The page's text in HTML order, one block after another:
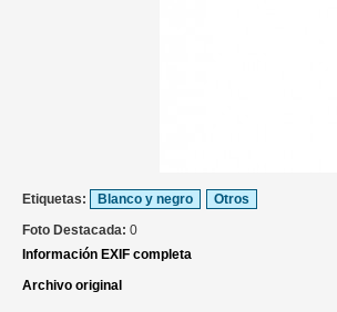
Etiquetas: Blanco y negro
Otros
Foto Destacada: 0
Información EXIF completa
Archivo original